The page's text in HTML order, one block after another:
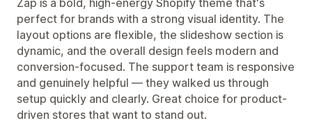
Zap is a bold, high-energy Shopify theme that's
perfect for brands with a strong visual identity. The
layout options are flexible, the slideshow section is
dynamic, and the overall design feels modern and
conversion-focused. The support team is responsive
and genuinely helpful — they walked us through
setup quickly and clearly. Great choice for product-
driven stores that want to stand out.